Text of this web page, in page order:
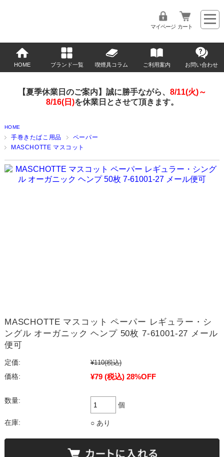
マイページ カート
HOME ブランド一覧 喫煙具コラム ご利用案内 お問い合わせ
【夏季休業日のご案内】誠に勝手ながら、 8/11(火)～
8/16(日)を休業日とさせて頂きます。
HOME
手巻きたばこ用品
ペーパー
MASCHOTTE マスコット
MASCHOTTE マスコット ペーパー レギュラー・シ
ングル オーガニック ヘンプ 50枚 7-61001-27 メール
便可
定価: ¥110(税込)
価格:
¥79 (税込) 28%OFF
数量:
個
在庫: ○ あり